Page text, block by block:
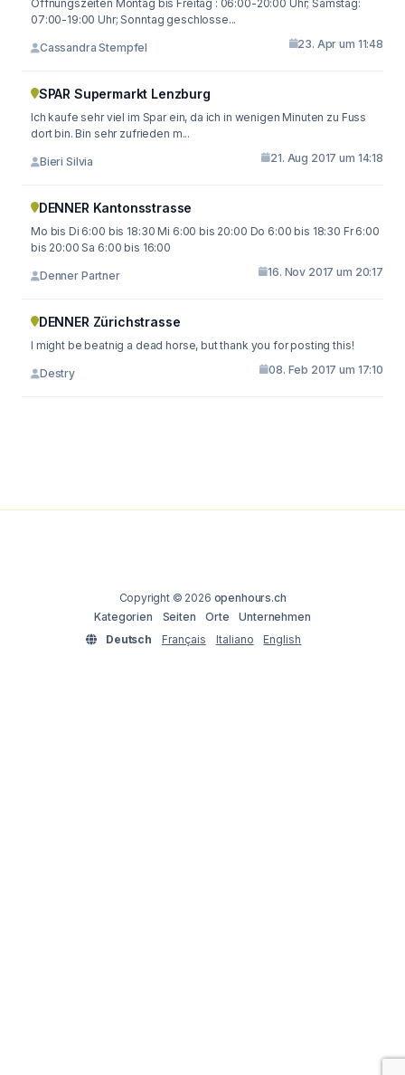
Öffnungszeiten Montag bis Freitag : 06:00-20:00 Uhr; Samstag:
07:00-19:00 Uhr; Sonntag geschlosse...
Cassandra Stempfel 23. Apr um 11:48
SPAR Supermarkt Lenzburg
Ich kaufe sehr viel im Spar ein, da ich in wenigen Minuten zu Fuss
dort bin. Bin sehr zufrieden m...
Bieri Silvia 21. Aug 2017 um 14:18
DENNER Kantonsstrasse
Mo bis Di 6:00 bis 18:30 Mi 6:00 bis 20:00 Do 6:00 bis 18:30 Fr 6:00
bis 20:00 Sa 6:00 bis 16:00
Denner Partner 16. Nov 2017 um 20:17
DENNER Zürichstrasse
I might be beatnig a dead horse, but thank you for posting this!
Destry 08. Feb 2017 um 17:10
Copyright © 2026 openhours.ch
Kategorien
Seiten Orte
Unternehmen
Deutsch
Français Italiano English